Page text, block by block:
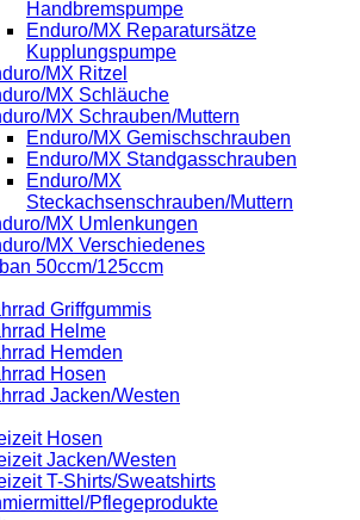
Handbremspumpe
Enduro/MX Reparatursätze
Kupplungspumpe
MX Ritzel
MX Schläuche
MX Schrauben/Muttern
Enduro/MX Gemischschrauben
Enduro/MX Standgasschrauben
Enduro/MX
Steckachsenschrauben/Muttern
MX Umlenkungen
MX Verschiedenes
50ccm/125ccm
Griffgummis
Helme
Hemden
Hosen
Jacken/Westen
Hosen
Jacken/Westen
T-Shirts/Sweatshirts
Pflegeprodukte